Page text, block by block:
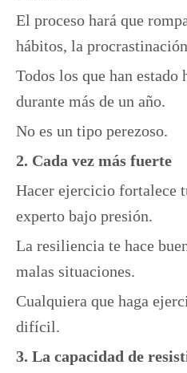
El proceso hará que
hábitos, la
Todos los que han
durante más de un año.
No es un tipo perezoso.
2. Cada vez más fuerte
Hacer ejercicio fortalece
experto bajo presión.
La resiliencia te hace
malas situaciones.
Cualquiera que haga
difícil.
3. La capacidad de